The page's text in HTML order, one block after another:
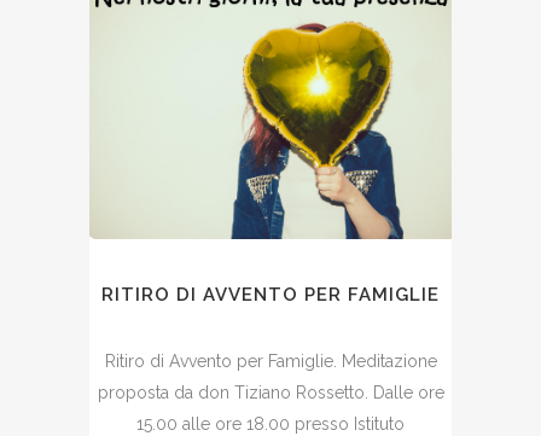
RITIRO DI AVVENTO PER FAMIGLIE
Ritiro di Avvento per Famiglie. Meditazione
proposta da don Tiziano Rossetto. Dalle ore
15.00 alle ore 18.00 presso Istituto